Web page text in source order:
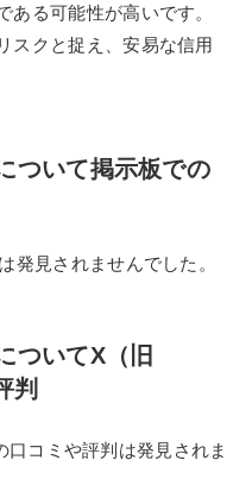
ある可能性が高いです。
スクと捉え、安易な信用
ついて掲示板での
発見されませんでした。
ついてX（旧
判
コミや評判は発見されま